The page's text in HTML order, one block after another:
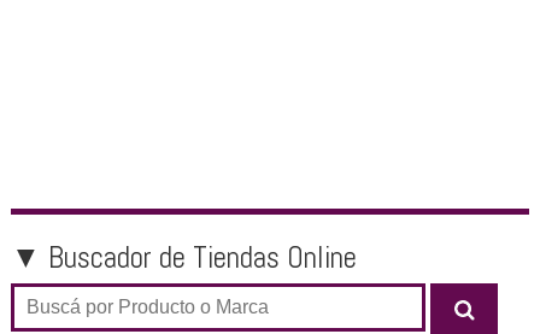
▼ Buscador de Tiendas Online